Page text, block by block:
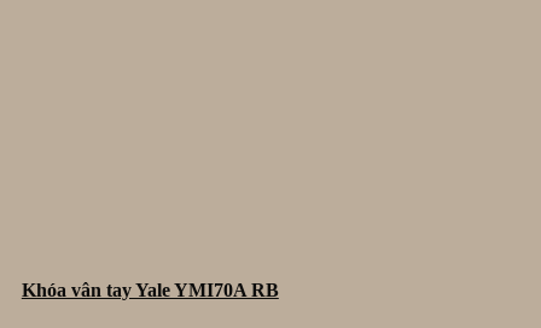
Khóa vân tay Yale YMI70A RB